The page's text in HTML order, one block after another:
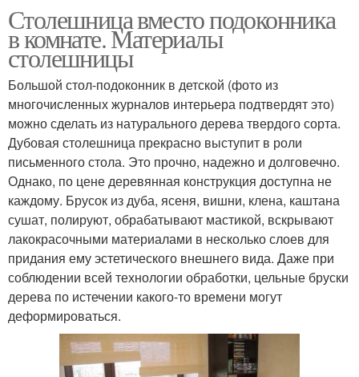
Столешница вместо подоконника
в комнате. Материалы
столешницы
Большой стол-подоконник в детской (фото из
многочисленных журналов интерьера подтвердят это)
можно сделать из натурального дерева твердого сорта.
Дубовая столешница прекрасно выступит в роли
письменного стола. Это прочно, надежно и долговечно.
Однако, по цене деревянная конструкция доступна не
каждому. Брусок из дуба, ясеня, вишни, клена, каштана
сушат, полируют, обрабатывают мастикой, вскрывают
лакокрасочными материалами в несколько слоев для
придания ему эстетического внешнего вида. Даже при
соблюдении всей технологии обработки, цельные бруски
дерева по истечении какого-то времени могут
деформироваться.